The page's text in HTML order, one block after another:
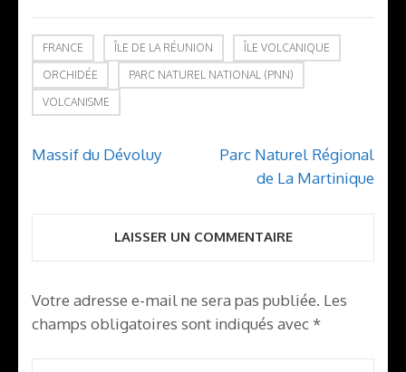
FRANCE ÎLE DE LA RÉUNION
ÎLE VOLCANIQUE
ORCHIDÉE
PARC NATUREL NATIONAL (PNN)
VOLCANISME
Navigation
Massif du Dévoluy
Parc Naturel Régional
de La Martinique
LAISSER UN COMMENTAIRE
Votre adresse e-mail ne sera pas publiée. Les
champs obligatoires sont indiqués avec *